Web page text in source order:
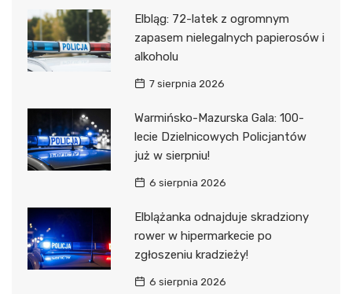
Elbląg: 72-latek z ogromnym
zapasem nielegalnych papierosów i
alkoholu
7 sierpnia 2026
Warmińsko-Mazurska Gala: 100-
lecie Dzielnicowych Policjantów
już w sierpniu!
6 sierpnia 2026
Elblążanka odnajduje skradziony
rower w hipermarkecie po
zgłoszeniu kradzieży!
6 sierpnia 2026